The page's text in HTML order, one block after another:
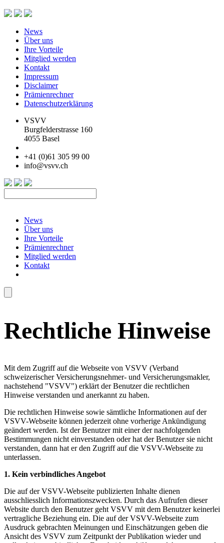
News
Über uns
Ihre Vorteile
Mitglied werden
Kontakt
Impressum
Disclaimer
Prämienrechner
Datenschutzerklärung
VSVV
Burgfelderstrasse 160
4055 Basel
+41 (0)61 305 99 00
info@vsvv.ch
News
Über uns
Ihre Vorteile
Prämienrechner
Mitglied werden
Kontakt
Rechtliche Hinweise
Mit dem Zugriff auf die Webseite von VSVV (Verband
schweizerischer Versicherungsnehmer- und Versicherungsmakler,
nachstehend "VSVV") erklärt der Benutzer die rechtlichen
Hinweise verstanden und anerkannt zu haben.
Die rechtlichen Hinweise sowie sämtliche Informationen auf der
VSVV-Webseite können jederzeit ohne vorherige Ankündigung
geändert werden. Ist der Benutzer mit einer der nachfolgenden
Bestimmungen nicht einverstanden oder hat der Benutzer sie nicht
verstanden, dann hat er den Zugriff auf die VSVV-Webseite zu
unterlassen.
1. Kein verbindliches Angebot
Die auf der VSVV-Webseite publizierten Inhalte dienen
ausschliesslich Informationszwecken. Durch das Aufrufen dieser
Website durch den Benutzer geht VSVV mit dem Benutzer keinerlei
vertragliche Beziehung ein. Die auf der VSVV-Webseite zum
Ausdruck gebrachten Meinungen und Einschätzungen geben die
Ansicht des VSVV zum Zeitpunkt der Publikation wieder und